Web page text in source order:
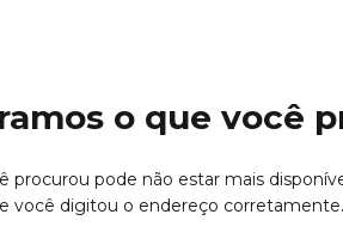
o que você
procurou pode não estar mais
você digitou o endereço corretamente.